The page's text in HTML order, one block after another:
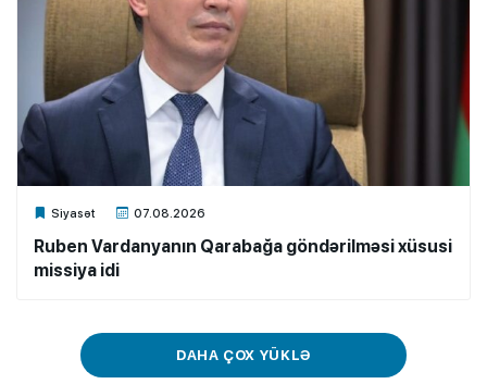
Siyasət 07.08.2026
Xalq.Online
Ruben Vardanyanın Qarabağa göndərilməsi xüsusi
missiya idi
DAHA ÇOX YÜKLƏ